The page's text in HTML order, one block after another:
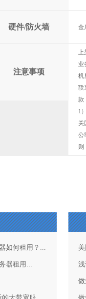
硬件/防火墙 金
注意事项
上
业
机
联
款
1
关
公
则
如何租用？...
器租用...